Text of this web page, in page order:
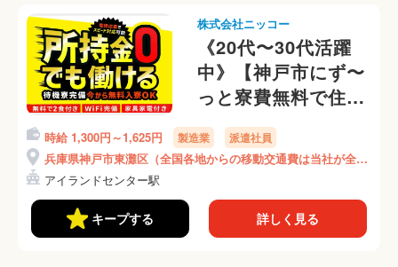
株式会社ニッコー
《20代〜30代活躍
中》【神戸市にず〜
っと寮費無料で住め
る！】家具・家電も
完備★窓枠の組み立
て★月収28万円可★
工場未経験OK(301-
時給 1,300円～1,625円 製造業 派遣社員
兵庫県神戸市東灘区（全国各地からの移動交通費は当社が全額
負担）
アイランドセンター駅
キープする 詳しく見る